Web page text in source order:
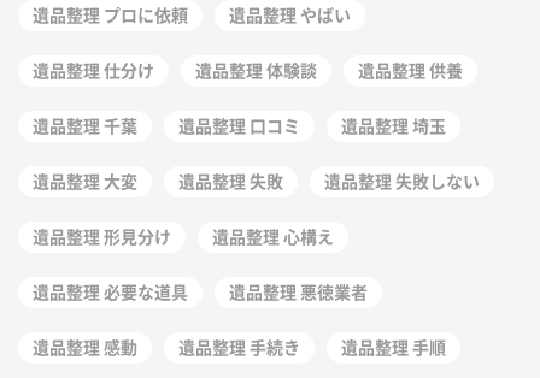
遺品整理 プロに依頼 遺品整理 やばい
遺品整理 仕分け 遺品整理 体験談 遺品整理 供養
遺品整理 千葉 遺品整理 口コミ 遺品整理 埼玉
遺品整理 大変 遺品整理 失敗 遺品整理 失敗しない
遺品整理 形見分け 遺品整理 心構え
遺品整理 必要な道具 遺品整理 悪徳業者
遺品整理 感動 遺品整理 手続き 遺品整理 手順